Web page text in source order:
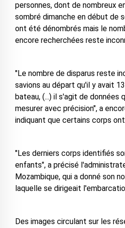
personnes, dont de nombreux
sombré dimanche en début de
ont été dénombrés mais le
encore recherchées reste
"Le nombre de disparus reste
savions au départ qu'il y avait
bateau, (...) il s'agit de données
mesurer avec précision", a
indiquant que certains corps
"Les derniers corps identifiés
enfants", a précisé
Mozambique, qui a donné son
laquelle se dirigeait
Des images circulant sur les